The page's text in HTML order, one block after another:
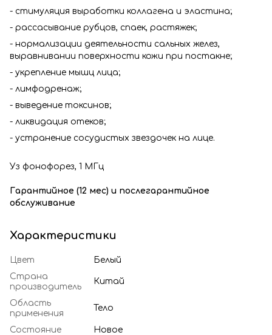
- стимуляция выработки коллагена и эластина;
- рассасывание рубцов, спаек, растяжек;
- нормализации деятельности сальных желез,
выравнивании поверхности кожи при постакне;
- укрепление мышц лица;
- лимфодренаж;
- выведение токсинов;
- ликвидация отеков;
- устранение сосудистых звездочек на лице.
Уз фонофорез, 1 МГц
Гарантийное (12 мес) и послегарантийное
обслуживание
Характеристики
Цвет
Белый
Страна
производитель
Китай
Область
применения
Тело
Состояние
Новое